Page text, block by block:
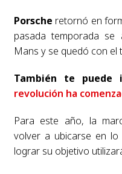
Porsche retornó en
pasada temporada
Mans y se quedó con el
También te puede
revolución ha
Para este año, la
volver a ubicarse en
lograr su objetivo